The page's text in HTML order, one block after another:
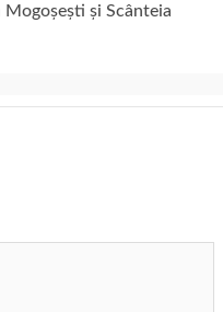
și Scânteia